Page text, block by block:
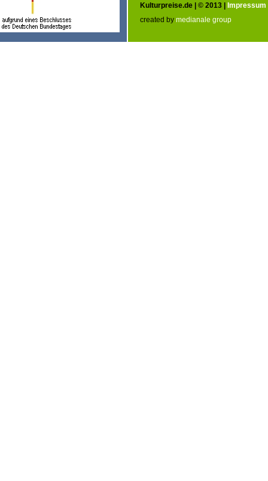
Kulturpreise.de | © 2013 | Impressum
created by medianale group